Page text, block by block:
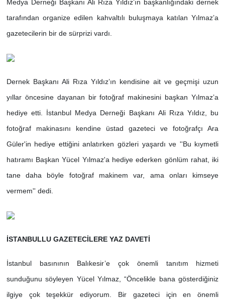
Medya Derneği Başkanı Ali Rıza Yıldız’ın başkanlığındaki dernek
tarafından organize edilen kahvaltılı buluşmaya katılan Yılmaz’a
gazetecilerin bir de sürprizi vardı.
Dernek Başkanı Ali Rıza Yıldız’ın kendisine ait ve geçmişi uzun
yıllar öncesine dayanan bir fotoğraf makinesini başkan Yılmaz’a
hediye etti. İstanbul Medya Derneği Başkanı Ali Rıza Yıldız, bu
fotoğraf makinasını kendine üstad gazeteci ve fotoğrafçı Ara
Güler'in hediye ettiğini anlatırken gözleri yaşardı ve ''Bu kıymetli
hatıramı Başkan Yücel Yılmaz'a hediye ederken gönlüm rahat, iki
tane daha böyle fotoğraf makinem var, ama onları kimseye
vermem'' dedi.
İSTANBULLU GAZETECİLERE YAZ DAVETİ
İstanbul basınının Balıkesir’e çok önemli tanıtım hizmeti
sunduğunu söyleyen Yücel Yılmaz, “Öncelikle bana gösterdiğiniz
ilgiye çok teşekkür ediyorum. Bir gazeteci için en önemli